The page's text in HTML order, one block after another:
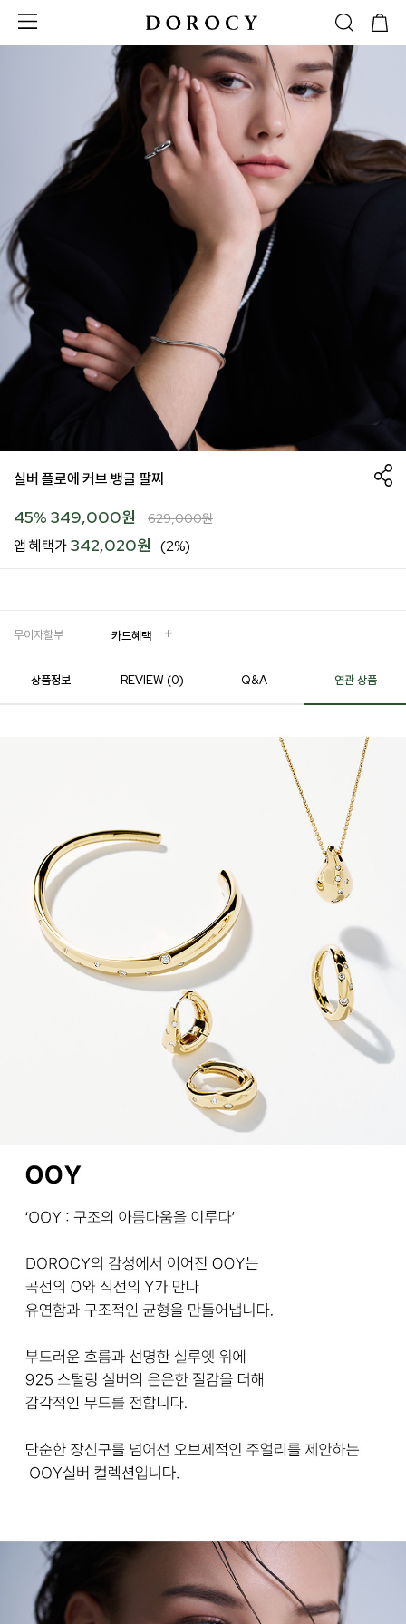
실버 플로에 커브 뱅글 팔찌
45% 349,000원 629,000원
앱 혜택가342,020원 (2%)
무이자할부 카드혜택
상품정보 REVIEW (0) Q&A 연관 상품